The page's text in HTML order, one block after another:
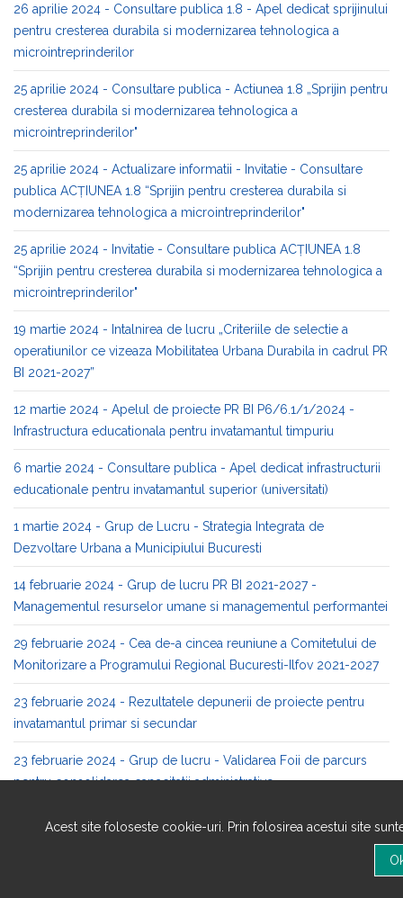
26 aprilie 2024 - Consultare publica 1.8 - Apel dedicat sprijinului
pentru cresterea durabila si modernizarea tehnologica a
microintreprinderilor
25 aprilie 2024 - Consultare publica - Actiunea 1.8 „Sprijin pentru
cresterea durabila si modernizarea tehnologica a
microintreprinderilor"
25 aprilie 2024 - Actualizare informatii - Invitatie - Consultare
publica ACȚIUNEA 1.8 “Sprijin pentru cresterea durabila si
modernizarea tehnologica a microintreprinderilor"
25 aprilie 2024 - Invitatie - Consultare publica ACȚIUNEA 1.8
“Sprijin pentru cresterea durabila si modernizarea tehnologica a
microintreprinderilor"
19 martie 2024 - Intalnirea de lucru „Criteriile de selectie a
operatiunilor ce vizeaza Mobilitatea Urbana Durabila in cadrul PR
BI 2021-2027”
12 martie 2024 - Apelul de proiecte PR BI P6/6.1/1/2024 -
Infrastructura educationala pentru invatamantul timpuriu
6 martie 2024 - Consultare publica - Apel dedicat infrastructurii
educationale pentru invatamantul superior (universitati)
1 martie 2024 - Grup de Lucru - Strategia Integrata de
Dezvoltare Urbana a Municipiului Bucuresti
14 februarie 2024 - Grup de lucru PR BI 2021-2027 -
Managementul resurselor umane si managementul performantei
29 februarie 2024 - Cea de-a cincea reuniune a Comitetului de
Monitorizare a Programului Regional Bucuresti-Ilfov 2021-2027
23 februarie 2024 - Rezultatele depunerii de proiecte pentru
invatamantul primar si secundar
23 februarie 2024 - Grup de lucru - Validarea Foii de parcurs
pentru consolidarea capacitatii administrative
20 si 23 februarie 2024 - Grupuri de lucru PR BI 2021-2027 -
Acest site foloseste cookie-uri. Prin folosirea acestui site